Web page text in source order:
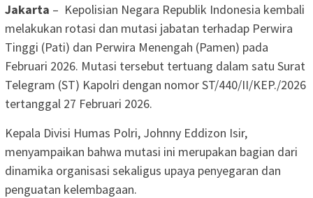
Jakarta – Kepolisian Negara Republik Indonesia kembali
melakukan rotasi dan mutasi jabatan terhadap Perwira
Tinggi (Pati) dan Perwira Menengah (Pamen) pada
Februari 2026. Mutasi tersebut tertuang dalam satu Surat
Telegram (ST) Kapolri dengan nomor ST/440/II/KEP./2026
tertanggal 27 Februari 2026.
Kepala Divisi Humas Polri, Johnny Eddizon Isir,
menyampaikan bahwa mutasi ini merupakan bagian dari
dinamika organisasi sekaligus upaya penyegaran dan
penguatan kelembagaan.